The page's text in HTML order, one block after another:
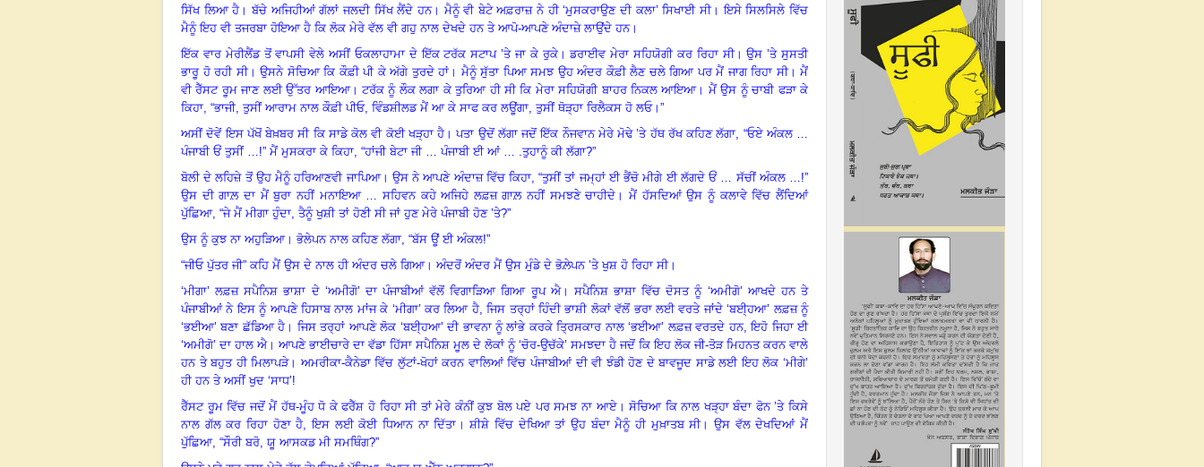
ਸਿੱਖ ਲਿਆ ਹੈ । ਬੱਚੇ ਅਜਿਹੀਆਂ ਗੱਲਾਂ ਜਲਦੀ ਸਿੱਖ ਲੈਂਦੇ ਹਨ। ਮੈਨੂੰ ਵੀ ਬੇਟੇ ਅਫ਼ਰਾਜ਼ ਨੇ ਹੀ ‘ਮੁਸਕਰਾਉਣ ਦੀ ਕਲਾ’ ਸਿਖਾਈ ਸੀ।ਇਸੇ ਸਿਲਸਿਲੇ ਵਿੱਚ
ਮੈਨੂੰ ਇਹ ਵੀ ਤਜਰਬਾ ਹੋਇਆ ਹੈ ਕਿ ਲੋਕ ਮੇਰੇ ਵੱਲ ਵੀ ਗਹੁ ਨਾਲ ਦੇਖਦੇ ਹਨ ਤੇ ਆਪੋ-ਆਪਣੇ ਅੰਦਾਜ਼ੇ ਲਾਉਂਦੇ ਹਨ।
ਇੱਕ ਵਾਰ ਮੇਰੀਲੈਂਡ ਤੋਂ ਵਾਪਸੀ ਵੇਲੇ ਅਸੀਂ ਓਕਲਾਹਾਮਾ ਦੇ ਇੱਕ ਟਰੱਕ ਸਟਾਪ ’ਤੇ ਜਾ ਕੇ ਰੁਕੇ।ਡਰਾਈਵ ਮੇਰਾ ਸਹਿਯੋਗੀ ਕਰ ਰਿਹਾ ਸੀ।ਉਸ ’ਤੇ ਸੁਸਤੀ
ਭਾਰੂ ਹੋ ਰਹੀ ਸੀ। ਉਸਨੇ ਸੋਚਿਆ ਕਿ ਕੌਫ਼ੀ ਪੀ ਕੇ ਅੱਗੇ ਤੁਰਦੇ ਹਾਂ । ਮੈਨੂੰ ਸੁੱਤਾ ਪਿਆ ਸਮਝ ਉਹ ਅੰਦਰ ਕੌਫ਼ੀ ਲੈਣ ਚਲੇ ਗਿਆ ਪਰ ਮੈਂ ਜਾਗ ਰਿਹਾ ਸੀ। ਮੈਂ
ਵੀ ਰੈੱਸਟ ਰੂਮ ਜਾਣ ਲਈ ਉੱਤਰ ਆਇਆ। ਟਰੱਕ ਨੂੰ ਲੌਕ ਲਗਾ ਕੇ ਤੁਰਿਆ ਹੀ ਸੀ ਕਿ ਮੇਰਾ ਸਹਿਯੋਗੀ ਬਾਹਰ ਨਿਕਲ ਆਇਆ। ਮੈਂ ਉਸ ਨੂੰ ਚਾਬੀ ਫੜਾ ਕੇ
ਕਿਹਾ , “ਭਾਜੀ, ਤੁਸੀਂ ਆਰਾਮ ਨਾਲ ਕੌਫ਼ੀ ਪੀਓ, ਵਿੰਡਸ਼ੀਲਡ ਮੈਂ ਆ ਕੇ ਸਾਫ ਕਰ ਲਊਂਗਾ, ਤੁਸੀਂ ਥੋੜ੍ਹਾ ਰਿਲੈਕਸ ਹੋ ਲਓ।”
ਅਸੀਂ ਦੋਵੇਂ ਇਸ ਪੱਖੋਂ ਬੇਖ਼ਬਰ ਸੀ ਕਿ ਸਾਡੇ ਕੋਲ ਵੀ ਕੋਈ ਖੜ੍ਹਾ ਹੈ ।ਪਤਾ ਉਦੋਂ ਲੱਗਾ ਜਦੋਂ ਇੱਕ ਨੌਜਵਾਨ ਮੇਰੇ ਮੋਢੇ ’ਤੇ ਹੱਥ ਰੱਖ ਕਹਿਣ ਲੱਗਾ , “ਓਏ ਅੰਕਲ …
ਪੰਜਾਬੀ ਓਂ ਤੁਸੀਂ …!” ਮੈਂ ਮੁਸਕਰਾ ਕੇ ਕਿਹਾ, “ਹਾਂਜੀ ਬੇਟਾ ਜੀ … ਪੰਜਾਬੀ ਈ ਆਂ … .ਤੁਹਾਨੂੰ ਕੀ ਲੱਗਾ?”
ਬੋਲੀ ਦੇ ਲਹਿਜ਼ੇ ਤੋਂ ਉਹ ਮੈਨੂੰ ਹਰਿਆਣਵੀ ਜਾਪਿਆ। ਉਸ ਨੇ ਆਪਣੇ ਅੰਦਾਜ਼ ਵਿੱਚ ਕਿਹਾ , “ਤੁਸੀਂ ਤਾਂ ਜਮ੍ਹਾਂ ਈ ਭੈਂਚੋ ਮੀਗੇ ਈ ਲੱਗਦੇ ਓਂ … ਸੱਚੀਂ ਅੰਕਲ …!”
ਉਸ ਦੀ ਗਾਲ਼ ਦਾ ਮੈਂ ਬੁਰਾ ਨਹੀਂ ਮਨਾਇਆ … ਸਹਿਵਨ ਕਹੇ ਅਜਿਹੇ ਲਫ਼ਜ਼ ਗਾਲ਼ ਨਹੀਂ ਸਮਝਣੇ ਚਾਹੀਦੇ ।ਮੈਂ ਹੱਸਦਿਆਂ ਉਸ ਨੂੰ ਕਲਾਵੇ ਵਿੱਚ ਲੈਂਦਿਆਂ
ਪੁੱਛਿਆ, “ਜੇ ਮੈਂ ਮੀਗਾ ਹੁੰਦਾ, ਤੈਨੂੰ ਖੁਸ਼ੀ ਤਾਂ ਹੋਣੀ ਸੀ ਜਾਂ ਹੁਣ ਮੇਰੇ ਪੰਜਾਬੀ ਹੋਣ ’ਤੇ?”
ਉਸ ਨੂੰ ਕੁਝ ਨਾ ਅਹੁੜਿਆ। ਭੋਲੇਪਨ ਨਾਲ ਕਹਿਣ ਲੱਗਾ , “ਬੱਸ ਊਂ ਈ ਅੰਕਲ!”
“ਜੀਓ ਪੁੱਤਰ ਜੀ” ਕਹਿ ਮੈਂ ਉਸ ਦੇ ਨਾਲ ਹੀ ਅੰਦਰ ਚਲੇ ਗਿਆ। ਅੰਦਰੋਂ ਅੰਦਰ ਮੈਂ ਉਸ ਮੁੰਡੇ ਦੇ ਭੋਲ਼ੇਪਨ ’ਤੇ ਖੁਸ਼ ਹੋ ਰਿਹਾ ਸੀ।
‘ਮੀਗਾ’ ਲਫ਼ਜ਼ ਸਪੈਨਿਸ਼ ਭਾਸ਼ਾ ਦੇ ‘ਅਮੀਗੋ’ ਦਾ ਪੰਜਾਬੀਆਂ ਵੱਲੋਂ ਵਿਗਾੜਿਆ ਗਿਆ ਰੂਪ ਐ। ਸਪੈਨਿਸ਼ ਭਾਸ਼ਾ ਵਿੱਚ ਦੋਸਤ ਨੂੰ ‘ਅਮੀਗੋ’ ਆਖਦੇ ਹਨ ਤੇ
ਪੰਜਾਬੀਆਂ ਨੇ ਇਸ ਨੂੰ ਆਪਣੇ ਹਿਸਾਬ ਨਾਲ ਮਾਂਜ ਕੇ ‘ਮੀਗਾ’ ਕਰ ਲਿਆ ਹੈ, ਜਿਸ ਤਰ੍ਹਾਂ ਹਿੰਦੀ ਭਾਸ਼ੀ ਲੋਕਾਂ ਵੱਲੋਂ ਭਰਾ ਲਈ ਵਰਤੇ ਜਾਂਦੇ ‘ਬਈ੍ਹਆ’ ਲਫ਼ਜ਼ ਨੂੰ
‘ਭਈਆ’ ਬਣਾ ਛੱਡਿਆ ਹੈ । ਜਿਸ ਤਰ੍ਹਾਂ ਆਪਣੇ ਲੋਕ ‘ਬਈ੍ਹਆ’ ਦੀ ਭਾਵਨਾ ਨੂੰ ਲਾਂਭੇ ਕਰਕੇ ਤ੍ਰਿਸਕਾਰ ਨਾਲ ‘ਭਈਆ’ ਲਫ਼ਜ਼ ਵਰਤਦੇ ਹਨ, ਇਹੋ ਜਿਹਾ ਈ
‘ਅਮੀਗੋ’ ਦਾ ਹਾਲ ਐ। ਆਪਣੇ ਭਾਈਚਾਰੇ ਦਾ ਵੱਡਾ ਹਿੱਸਾ ਸਪੈਨਿਸ਼ ਮੂਲ ਦੇ ਲੋਕਾਂ ਨੂੰ ‘ਚੋਰ-ਉਚੱਕੇ’ ਸਮਝਦਾ ਹੈ ਜਦੋਂ ਕਿ ਇਹ ਲੋਕ ਜੀ-ਤੋੜ ਮਿਹਨਤ ਕਰਨ ਵਾਲੇ
ਹਨ ਤੇ ਬਹੁਤ ਹੀ ਮਿਲਾਪੜੇ। ਅਮਰੀਕਾ-ਕੈਨੇਡਾ ਵਿੱਚ ਲੁੱਟਾਂ-ਖੋਹਾਂ ਕਰਨ ਵਾਲਿਆਂ ਵਿੱਚ ਪੰਜਾਬੀਆਂ ਦੀ ਵੀ ਝੰਡੀ ਹੋਣ ਦੇ ਬਾਵਜੂਦ ਸਾਡੇ ਲਈ ਇਹ ਲੋਕ ‘ਮੀਗੇ’
ਹੀ ਹਨ ਤੇ ਅਸੀਂ ਖੁਦ ‘ਸਾਧ’!
ਰੈੱਸਟ ਰੂਮ ਵਿੱਚ ਜਦੋਂ ਮੈਂ ਹੱਥ-ਮੂੰਹ ਧੋ ਕੇ ਫਰੈੱਸ਼ ਹੋ ਰਿਹਾ ਸੀ ਤਾਂ ਮੇਰੇ ਕੰਨੀਂ ਕੁਝ ਬੋਲ ਪਏ ਪਰ ਸਮਝ ਨਾ ਆਏ।ਸੋਚਿਆ ਕਿ ਨਾਲ ਖੜ੍ਹਾ ਬੰਦਾ ਫੋਨ ’ਤੇ ਕਿਸੇ
ਨਾਲ ਗੱਲ ਕਰ ਰਿਹਾ ਹੋਣਾ ਹੈ , ਇਸ ਲਈ ਕੋਈ ਧਿਆਨ ਨਾ ਦਿੱਤਾ ।ਸ਼ੀਸ਼ੇ ਵਿੱਚ ਦੇਖਿਆ ਤਾਂ ਉਹ ਬੰਦਾ ਮੈਨੂੰ ਹੀ ਮੁਖ਼ਾਤਬ ਸੀ। ਉਸ ਵੱਲ ਦੇਖਦਿਆਂ ਮੈਂ
ਪੁੱਛਿਆ, “ਸੌਰੀ ਬਰੋ, ਯੂ ਆਸਕਡ ਮੀ ਸਮਥਿੰਗ?”